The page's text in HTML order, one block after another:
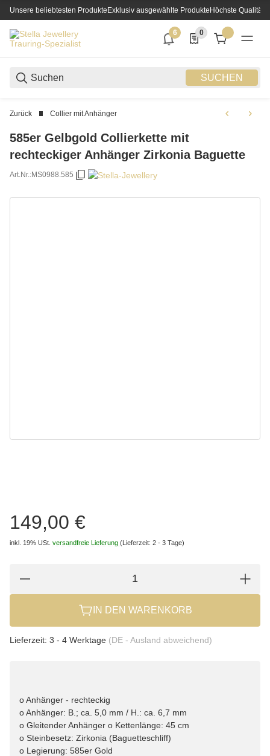
Unsere beliebtesten ProdukteExklusiv ausgewählte ProdukteHöchste Qualität
SUCHEN
6
6 neue Notifizierungen
0
0 Produkte in der
Zurück Collier mit Anhänger
585er Gelbgold Collierkette mit
rechteckiger Anhänger Zirkonia Baguette
Art.Nr.:MS0988.585
149,00 €
inkl. 19% USt. versandfreie Lieferung (Lieferzeit: 2 - 3 Tage)
IN DEN WARENKORB
Lieferzeit: 3 - 4 Werktage (DE - Ausland abweichend)
o Anhänger - rechteckig
o Anhänger: B.; ca. 5,0 mm / H.: ca. 6,7 mm
o Gleitender Anhänger o Kettenlänge: 45 cm
o Steinbesetz: Zirkonia (Baguetteschliff)
o Legierung: 585er Gold